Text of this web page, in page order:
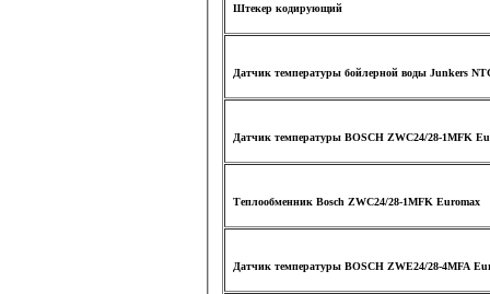
Штекер кодирующий
Датчик температуры бойлерной воды Junkers
Датчик температуры BOSCH ZWC24/28-1MFK
Теплообменник Bosch ZWC24/28-1MFK Euromax
Датчик температуры BOSCH ZWE24/28-4MFA